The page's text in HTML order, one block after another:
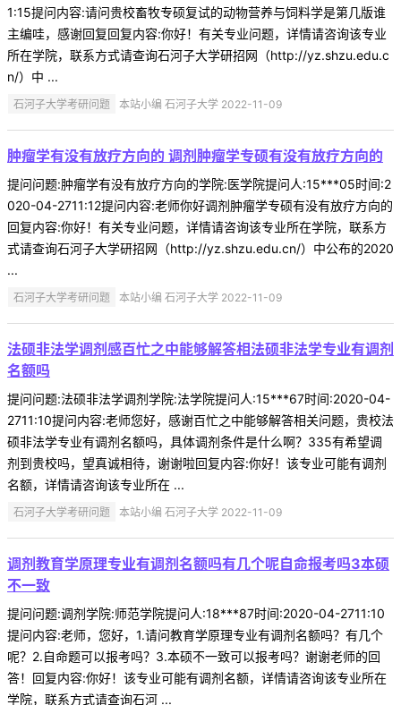
1:15提问内容:请问贵校畜牧专硕复试的动物营养与饲料学是第几版谁
主编哇，感谢回复回复内容:你好！有关专业问题，详情请咨询该专业
所在学院，联系方式请查询石河子大学研招网（http://yz.shzu.edu.c
n/）中 ...
石河子大学考研问题 本站小编 石河子大学 2022-11-09
肿瘤学有没有放疗方向的 调剂肿瘤学专硕有没有放疗方向的
提问问题:肿瘤学有没有放疗方向的学院:医学院提问人:15***05时间:2
020-04-2711:12提问内容:老师你好调剂肿瘤学专硕有没有放疗方向的
回复内容:你好！有关专业问题，详情请咨询该专业所在学院，联系方
式请查询石河子大学研招网（http://yz.shzu.edu.cn/）中公布的2020
...
石河子大学考研问题 本站小编 石河子大学 2022-11-09
法硕非法学调剂感百忙之中能够解答相法硕非法学专业有调剂
名额吗
提问问题:法硕非法学调剂学院:法学院提问人:15***67时间:2020-04-
2711:10提问内容:老师您好，感谢百忙之中能够解答相关问题，贵校法
硕非法学专业有调剂名额吗，具体调剂条件是什么啊？335有希望调
剂到贵校吗，望真诚相待，谢谢啦回复内容:你好！该专业可能有调剂
名额，详情请咨询该专业所在 ...
石河子大学考研问题 本站小编 石河子大学 2022-11-09
调剂教育学原理专业有调剂名额吗有几个呢自命报考吗3本硕
不一致
提问问题:调剂学院:师范学院提问人:18***87时间:2020-04-2711:10
提问内容:老师，您好，1.请问教育学原理专业有调剂名额吗？有几个
呢？2.自命题可以报考吗？3.本硕不一致可以报考吗？谢谢老师的回
答！回复内容:你好！该专业可能有调剂名额，详情请咨询该专业所在
学院，联系方式请查询石河 ...